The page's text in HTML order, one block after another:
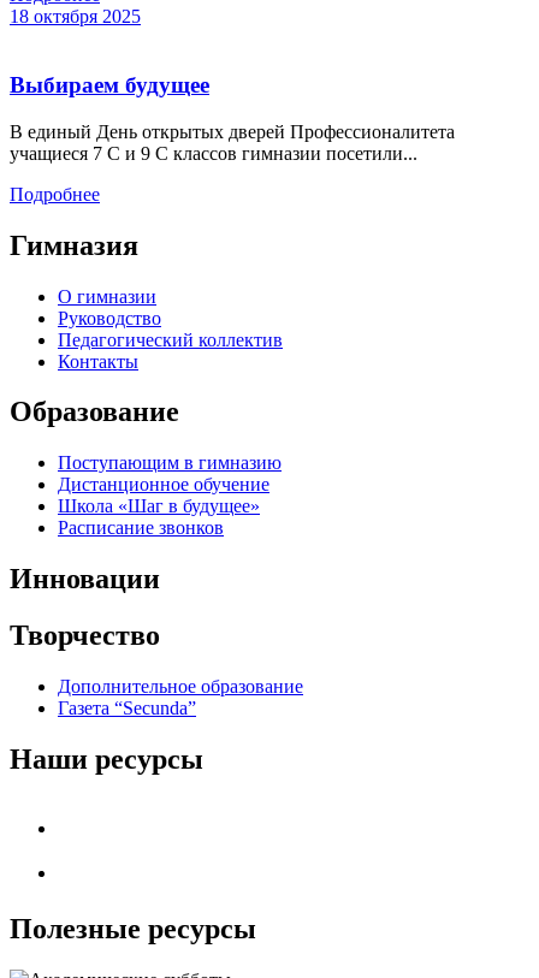
18 октября 2025
Выбираем будущее
В единый День открытых дверей Профессионалитета
учащиеся 7 С и 9 С классов гимназии посетили...
Подробнее
Гимназия
О гимназии
Руководство
Педагогический коллектив
Контакты
Образование
Поступающим в гимназию
Дистанционное обучение
Школа «Шаг в будущее»
Расписание звонков
Инновации
Творчество
Дополнительное образование
Газета “Secunda”
Наши ресурсы
Полезные ресурсы